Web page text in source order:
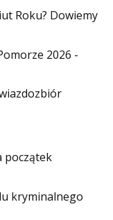
Roku? Dowiemy
2026 -
początek
kryminalnego